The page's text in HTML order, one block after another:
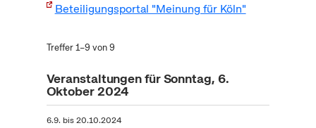
Beteiligungsportal "Meinung für Köln"
Treffer 1–9 von 9
Veranstaltungen für Sonntag, 6.
Oktober 2024
6.9. bis20.10.2024